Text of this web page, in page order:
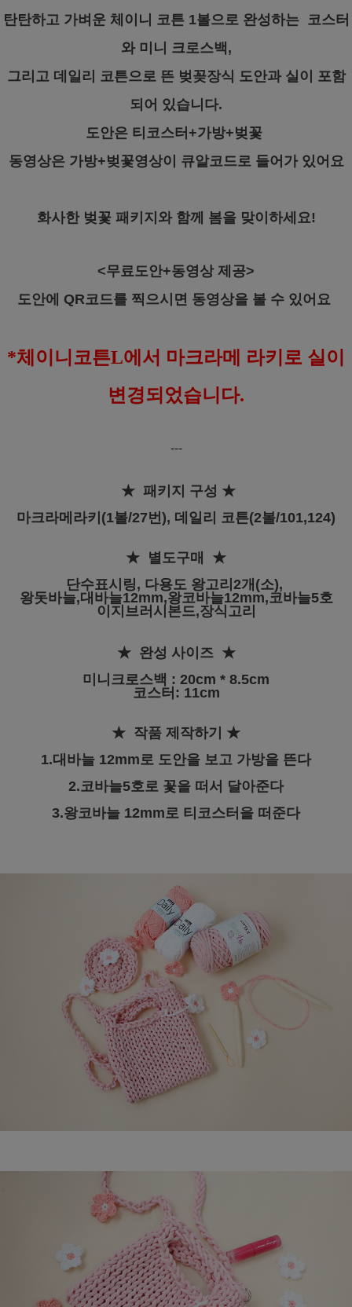
탄탄하고 가벼운 체이니 코튼 1볼으로 완성하는 코스터
와 미니 크로스백,
그리고 데일리 코튼으로 뜬 벚꽂장식 도안과 실이 포함
되어 있습니다.
도안은 티코스터+가방+벚꽃
동영상은 가방+벚꽃영상이 큐알코드로 들어가 있어요
화사한 벚꽃 패키지와 함께 봄을 맞이하세요!
<무료도안+동영상 제공>
도안에 QR코드를 찍으시면 동영상을 볼 수 있어요
*체이니코튼L에서 마크라메 라키로 실이
변경되었습니다.
---
★ 패키지 구성 ★
마크라메라키(1볼/27번), 데일리 코튼(2볼/101,124)
★ 별도구매 ★
단수표시링, 다용도 왕고리2개(소),
왕돗바늘,대바늘12mm,왕코바늘12mm,코바늘5호
이지브러시본드,장식고리
★ 완성 사이즈 ★
미니크로스백 : 20cm * 8.5cm
코스터: 11cm
★ 작품 제작하기
★
1.대바늘 12mm로 도안을 보고 가방을 뜬다
2.코바늘5호로 꽃을 떠서 달아준다
3.왕코바늘 12mm로 티코스터을 떠준다